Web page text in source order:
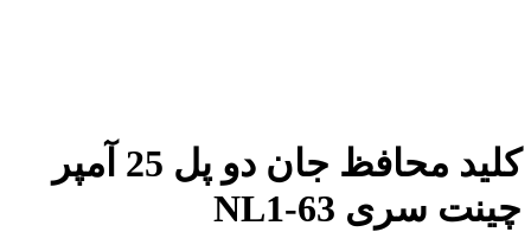
کلید محافظ جان دو پل 25 آمپر
چینت سری NL1-63